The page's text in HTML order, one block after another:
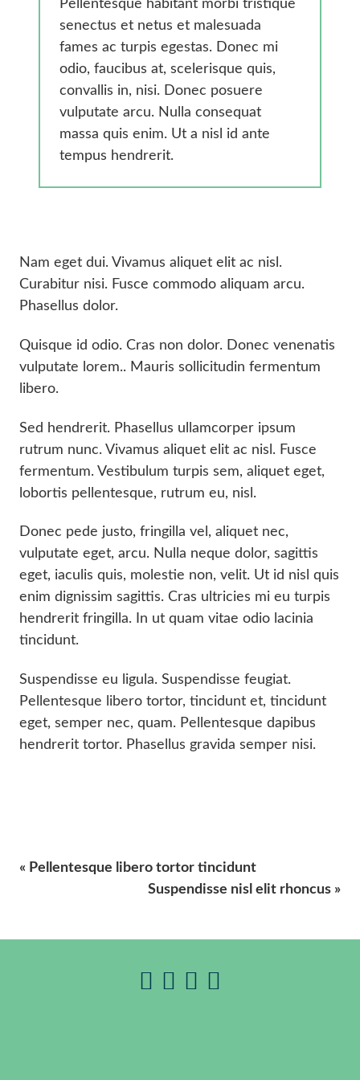
Smarte Ländliche Regionen
Pellentesque habitant morbi tristique
senectus et netus et malesuada
fames ac turpis egestas. Donec mi
odio, faucibus at, scelerisque quis,
convallis in, nisi. Donec posuere
vulputate arcu. Nulla consequat
massa quis enim. Ut a nisl id ante
tempus hendrerit.
Nam eget dui. Vivamus aliquet elit ac nisl.
Curabitur nisi. Fusce commodo aliquam arcu.
Phasellus dolor.
Quisque id odio. Cras non dolor. Donec venenatis
vulputate lorem.. Mauris sollicitudin fermentum
libero.
Sed hendrerit. Phasellus ullamcorper ipsum
rutrum nunc. Vivamus aliquet elit ac nisl. Fusce
fermentum. Vestibulum turpis sem, aliquet eget,
lobortis pellentesque, rutrum eu, nisl.
Donec pede justo, fringilla vel, aliquet nec,
vulputate eget, arcu. Nulla neque dolor, sagittis
eget, iaculis quis, molestie non, velit. Ut id nisl quis
enim dignissim sagittis. Cras ultricies mi eu turpis
hendrerit fringilla. In ut quam vitae odio lacinia
tincidunt.
Suspendisse eu ligula. Suspendisse feugiat.
Pellentesque libero tortor, tincidunt et, tincidunt
eget, semper nec, quam. Pellentesque dapibus
hendrerit tortor. Phasellus gravida semper nisi.
« Pellentesque libero tortor tincidunt
Suspendisse nisl elit rhoncus »